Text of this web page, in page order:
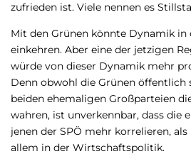
zufrieden ist. Viele nennen es
Mit den Grünen könnte Dynamik in
einkehren. Aber eine der jetzigen
würde von dieser Dynamik mehr
Denn obwohl die Grünen öffentlich
beiden ehemaligen Großparteien
wahren, ist unverkennbar, dass die
jenen der SPÖ mehr korrelieren,
allem in der Wirtschaftspolitik.